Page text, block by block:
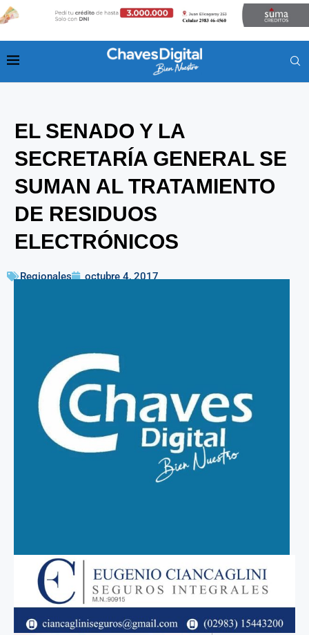
EL SENADO Y LA
SECRETARÍA GENERAL SE
SUMAN AL TRATAMIENTO
DE RESIDUOS
ELECTRÓNICOS
Regionales octubre 4, 2017